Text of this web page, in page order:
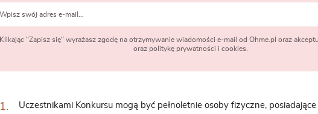
Klikając "Zapisz się" wyrażasz zgodę na otrzymywanie wiadomości e-mail od Ohme.pl oraz
oraz politykę prywatności i cookies.
Uczestnikami Konkursu mogą być pełnoletnie osoby fizyczne,